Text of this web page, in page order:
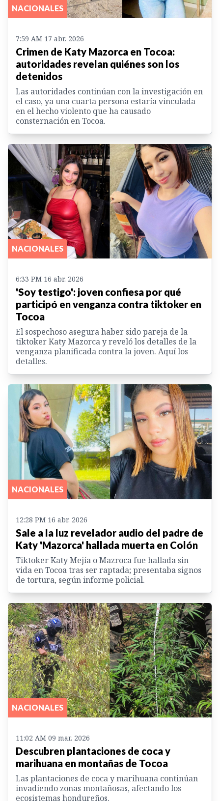
NACIONALES
7:59 AM 17 abr. 2026
Crimen de Katy Mazorca en Tocoa:
autoridades revelan quiénes son los
detenidos
Las autoridades continúan con la investigación en
el caso, ya una cuarta persona estaría vinculada
en el hecho violento que ha causado
consternación en Tocoa.
NACIONALES
6:33 PM 16 abr. 2026
'Soy testigo': joven confiesa por qué
participó en venganza contra tiktoker en
Tocoa
El sospechoso asegura haber sido pareja de la
tiktoker Katy Mazorca y reveló los detalles de la
venganza planificada contra la joven. Aquí los
detalles.
NACIONALES
12:28 PM 16 abr. 2026
Sale a la luz revelador audio del padre de
Katy 'Mazorca' hallada muerta en Colón
Tiktoker Katy Mejía o Mazroca fue hallada sin
vida en Tocoa tras ser raptada; presentaba signos
de tortura, según informe policial.
NACIONALES
11:02 AM 09 mar. 2026
Descubren plantaciones de coca y
marihuana en montañas de Tocoa
Las plantaciones de coca y marihuana continúan
invadiendo zonas montañosas, afectando los
ecosistemas hondureños.